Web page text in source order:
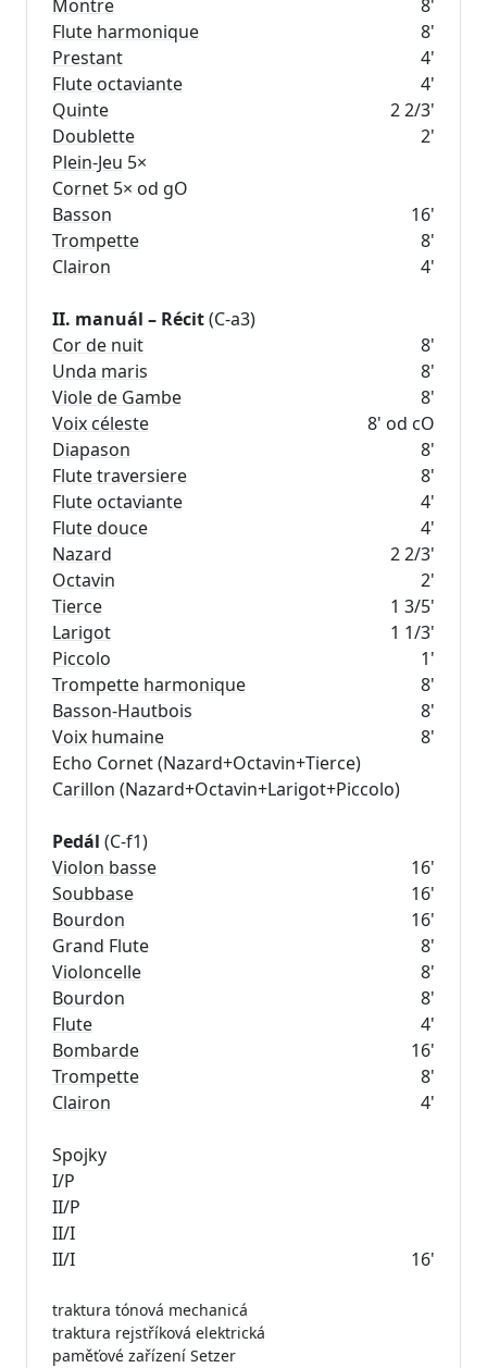
Montre
8'
Flute harmonique
8'
Prestant
4'
Flute octaviante
4'
Quinte
2 2/3'
Doublette
2'
Plein-Jeu
Cornet
Basson
16'
Trompette
8'
Clairon
4'
II. manuál – Récit
Cor de nuit
8'
Unda maris
8'
Viole de Gambe
8'
Voix céleste
8' od cO
Diapason
8'
Flute traversiere
8'
Flute octaviante
4'
Flute douce
4'
Nazard
2 2/3'
Octavin
2'
Tierce
1 3/5'
Larigot
1 1/3'
Piccolo
1'
Trompette harmonique
8'
Basson-Hautbois
8'
Voix humaine
8'
Carillon (Nazard+Octavin+Larigot+Piccolo)
Pedál
Violon basse
16'
Soubbase
16'
Bourdon
16'
Grand Flute
8'
Violoncelle
8'
Bourdon
8'
Flute
4'
Bombarde
16'
Trompette
8'
Clairon
4'
Spojky
I/P
II/P
II/I
II/I
16'
traktura tónová mechanicá
traktura rejstříková elektrická
paměťové zařízení Setzer